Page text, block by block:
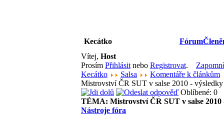
Kecátko Fórum
Vítej, Host
Prosím Přihlásit nebo Registrovat.
Kecátko
Salsa
Komentáře k článkům
Mistrovství ČR SUT v salse 2010 -
Oblíbené: 0
TÉMA: Mistrovství ČR SUT v salse
Nástroje fóra